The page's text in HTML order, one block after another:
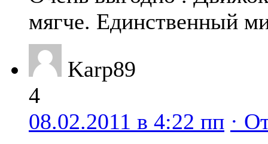
мягче. Единственный
Karp89
4
08.02.2011 в 4:22 пп ·